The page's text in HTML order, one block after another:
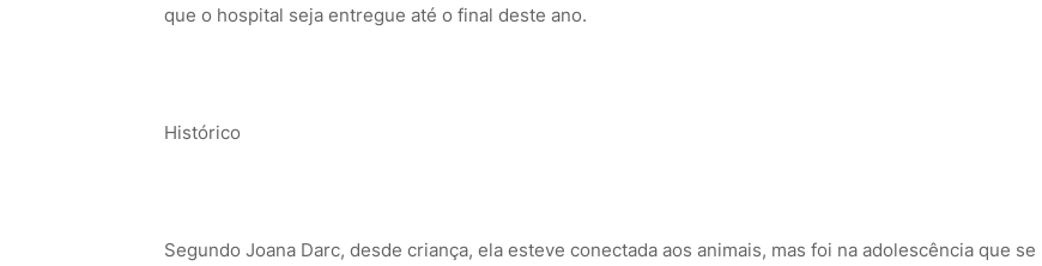
que o hospital seja entregue até o final deste ano.
Histórico
Segundo Joana Darc, desde criança, ela esteve conectada aos animais, mas foi na adolescência que se